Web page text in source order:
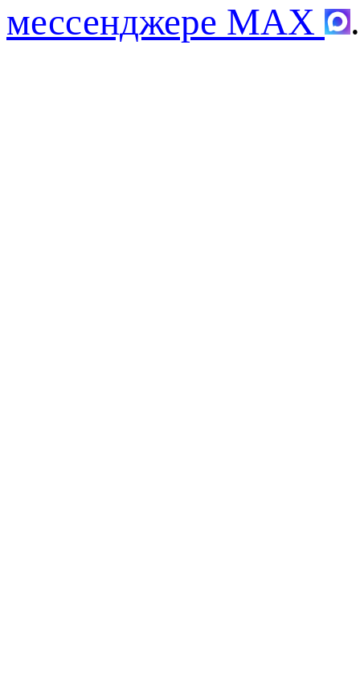
мессенджере MAX
.